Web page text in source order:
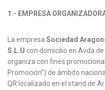
1.- EMPRESA
La empresa Sociedad
S.L.U con domicilio en Avda
organiza con fines
Promoción”) de ámbito
QR localizado en el stand de